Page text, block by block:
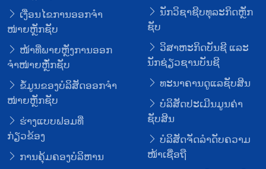
ເງື່ອນໄຂການອອກຈໍາ
ໜ່າຍຫຼັກຊັບ
ໜ້າທີ່ພາຍຫຼັງການອອກ
ຈໍາໜ່າຍຫຼັໍກຊັບ
ຂໍ້ມູນຂອງບໍລິສັດອອກຈໍາ
ໜ່າຍຫຼັກຊັບ
ຮ່າງແບບຟອມທີ່
ກ່ຽວຂ້ອງ
ການຄຸ້ມຄອງບໍລິຫານ
ນັກວິຊາຊີບທຸລະກິດຫຼັກ
ຊັບ
ວິສາຫະກິດບັນຊີ ແລະ
ນັກຊ່ຽວຊານບັນຊີ
ທະນາຄານດູແລຊັບສິນ
ບໍລິສັດປະເມີນມູນຄ່າ
ຊັບສິນ
ບໍລິສັດຈັດລໍາດັບຄວາມ
ໜ້າເຊື່ອຖື